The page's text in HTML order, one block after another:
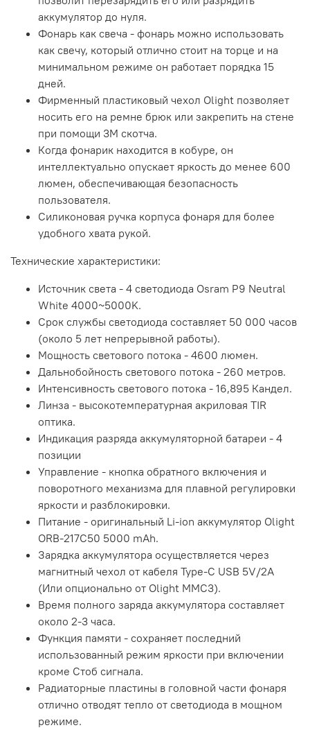
аккумулятор до нуля.
Фонарь как свеча - фонарь можно использовать
как свечу, который отлично стоит на торце и на
минимальном режиме он работает порядка 15
дней.
Фирменный пластиковый чехол Olight позволяет
носить его на ремне брюк или закрепить на стене
при помощи 3M скотча.
Когда фонарик находится в кобуре, он
интеллектуально опускает яркость до менее 600
люмен, обеспечивающая безопасность
пользователя.
Силиконовая ручка корпуса фонаря для более
удобного хвата рукой.
Технические характеристики:
Источник света - 4 светодиода Osram P9 Neutral
White 4000~5000K.
Срок службы светодиода составляет 50 000 часов
(около 5 лет непрерывной работы).
Мощность светового потока - 4600 люмен.
Дальнобойность светового потока - 260 метров.
Интенсивность светового потока - 16,895 Кандел.
Линза - высокотемпературная акриловая TIR
оптика.
Индикация разряда аккумуляторной батареи - 4
позиции
Управление - кнопка обратного включения и
поворотного механизма для плавной регулировки
яркости и разблокировки.
Питание - оригинальный Li-ion аккумулятор Olight
ORB-217C50 5000 mAh.
Зарядка аккумулятора осуществляется через
магнитный чехол от кабеля Type-C USB 5V/2A
(Или опционально от Olight MMC3).
Время полного заряда аккумулятора составляет
около 2-3 часа.
Функция памяти - сохраняет последний
использованный режим яркости при включении
кроме Стоб сигнала.
Радиаторные пластины в головной части фонаря
отлично отводят тепло от светодиода в мощном
режиме.